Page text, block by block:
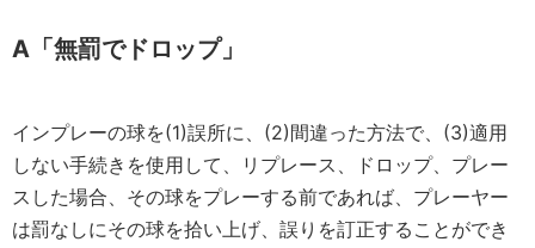
A「無罰でドロップ」
インプレーの球を(1)誤所に、(2)間違った方法で、(3)適用
しない手続きを使用して、リプレース、ドロップ、プレー
スした場合、その球をプレーする前であれば、プレーヤー
は罰なしにその球を拾い上げ、誤りを訂正することができ